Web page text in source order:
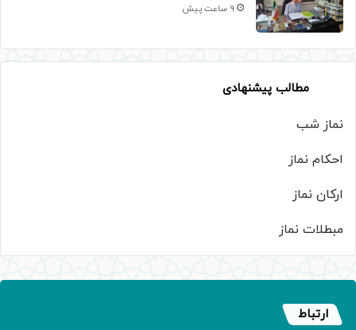
9 ساعت پیش
مطالب پیشنهادی
نماز شب
احکام نماز
ارکان نماز
مبطلات نماز
ارتباط